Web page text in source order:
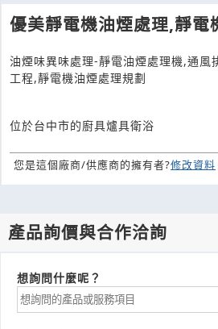
優美靜電機油煙處理,靜電
油煙味異味處理-靜電油煙處理機,通風
工程,靜電機油煙處理規劃
位於台中市的廚具爐具衛浴
您是這個廠商/供應商的擁有者?修改資料
產品詢價與合作洽詢
想詢問什麼呢？